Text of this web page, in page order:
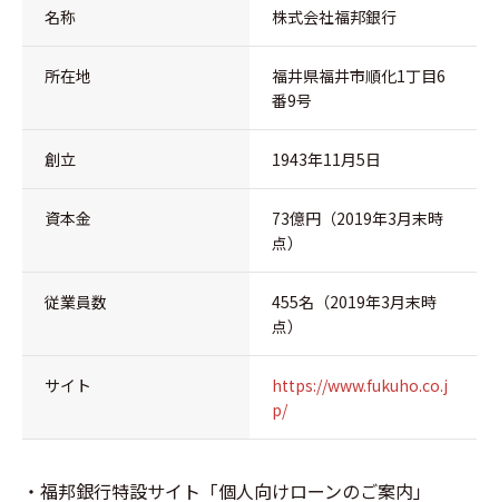
名称 株式会社福邦銀行
所在地
福井県福井市順化1丁目6
番9号
創立 1943年11月5日
資本金
73億円（2019年3月末時
点）
従業員数
455名（2019年3月末時
点）
サイト
https://www.fukuho.co.j
p/
・福邦銀行特設サイト「個人向けローンのご案内」